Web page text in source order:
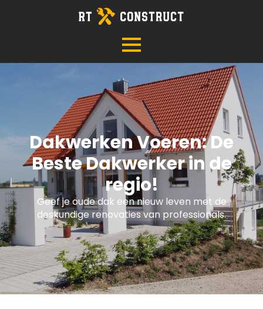
Dakwerken Voeren: De
Beste Dakwerker in de
regio!
Geef je oude dak een nieuw leven met de
deskundige renovaties van professionals.